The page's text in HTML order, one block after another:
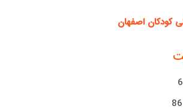
کودکان اصفهان
86